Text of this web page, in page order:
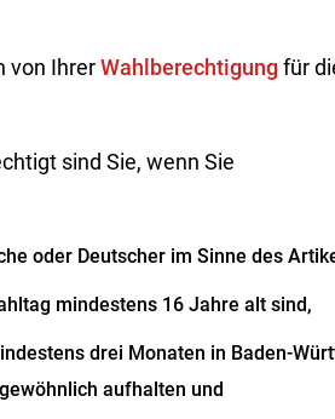
von IhrerWahlberechtigungfür
sind Sie, wenn Sie
oder Deutscher im Sinne des
mindestens 16 Jahre alt sind,
drei Monaten in Baden-
aufhalten und